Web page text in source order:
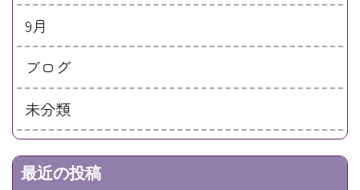
9月
ブログ
未分類
最近の投稿